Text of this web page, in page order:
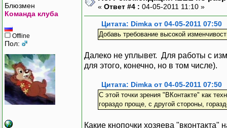
Блюзмен
Команда клуба
Offline
Пол:
« Ответ #4 : 04-05-2011 11:10 »
Цитата: Dimka от 04-05-2011 07:50
Добавь требование высокой
Далеко не уплывет. Для работы с
для этого, конечно, но в том числе).
Цитата: Dimka от 04-05-2011 07:50
С этой точки зрения "ВКонтакте" как
гораздо проще, с другой стороны,
Какие кнопочки хозяева "вконтакта"